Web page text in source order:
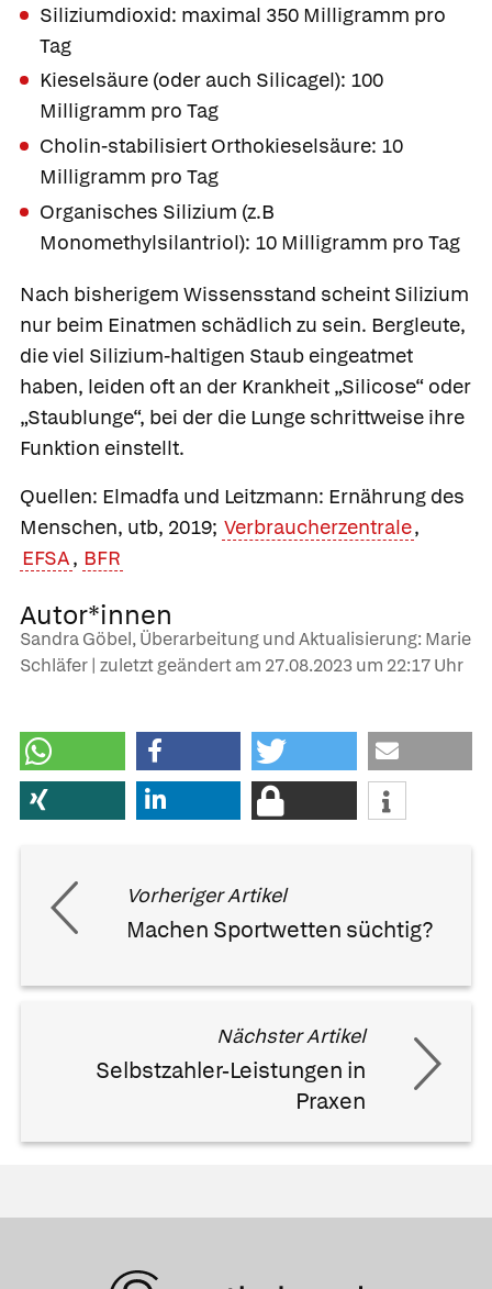
Siliziumdioxid: maximal 350 Milligramm pro
Tag
Kieselsäure (oder auch Silicagel): 100
Milligramm pro Tag
Cholin-stabilisiert Orthokieselsäure: 10
Milligramm pro Tag
Organisches Silizium (z.B
Monomethylsilantriol): 10 Milligramm pro Tag
Nach bisherigem Wissensstand scheint Silizium
nur beim Einatmen schädlich zu sein. Bergleute,
die viel Silizium-haltigen Staub eingeatmet
haben, leiden oft an der Krankheit „Silicose“ oder
„Staublunge“, bei der die Lunge schrittweise ihre
Funktion einstellt.
Quellen: Elmadfa und Leitzmann: Ernährung des
Menschen, utb, 2019; Verbraucherzentrale,
EFSA, BFR
Autor*innen
Sandra Göbel, Überarbeitung und Aktualisierung: Marie
Schläfer | zuletzt geändert am 27.08.2023 um 22:17 Uhr
Vorheriger Artikel
Machen Sportwetten süchtig?
Nächster Artikel
Selbstzahler-Leistungen in
Praxen